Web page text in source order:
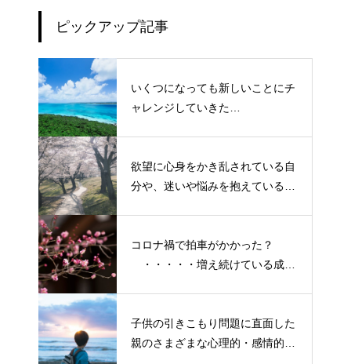
ピックアップ記事
いくつになっても新しいことにチ
ャレンジしていきた
欲望に心身をかき乱されている自
分や、迷いや悩みを抱えているネ
コロナ禍で拍車がかかった？
・・・・・増え続けている成人
子供の引きこもり問題に直面した
親のさまざまな心理的・感情的な